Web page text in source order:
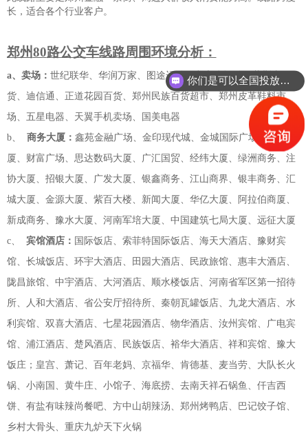
长 ， 适合各个行业客户 。
郑州80路公交车线路周围环境分析：
a、 卖场： 世纪联华、华润万家、图途运动、龙之杰运动、紫荆山百
货、迪信通、正道花园百货、郑州民族百货超市、郑州皮革鞋料市
场、五星电器、天翼手机卖场、国美电器
b、
商务大厦： 鑫苑金融广场、金印现代城、金城国际广场、冰熊大
厦、财富广场、思达数码大厦、广汇国贸、经纬大厦、绿洲商务、注
协大厦、招银大厦、广发大厦、银鑫商务、江山商界、银丰商务、汇
城大厦、金源大厦、紫百大楼、新闻大厦、华亿大厦、阿拉伯商厦、
新成商务、豫水大厦、河南军培大厦、中国建筑七局大厦、远征大厦
c、
宾馆酒店： 国际饭店、索菲特国际饭店、海天大酒店、豫财宾
馆、长城饭店、环宇大酒店、田园大酒店、民政旅馆、惠丰大酒店、
陇昌旅馆、中宇酒店、大河酒店、顺水楼饭店、河南省军区第一招待
所、人和大酒店、省公安厅招待所、秦朝瓦罐饭店、九龙大酒店、水
利宾馆、双喜大酒店、七星花园酒店、物华酒店、汝州宾馆、广电宾
馆、浦江酒店、楚风酒店、民族饭店、裕华大酒店、祥和宾馆、豫大
饭庄；皇宫、萧记、百年老妈、京福华、肯德基、麦当劳、大队长火
锅、小南国、黄牛庄、小馆子、海底捞、去南天祥石锅鱼、仟吉西
饼、有盐有味辣尚餐吧、方中山胡辣汤、郑州烤鸭店、巴记饺子馆、
乡村大骨头、重庆九炉天下火锅
你们是可以全国投放吗？